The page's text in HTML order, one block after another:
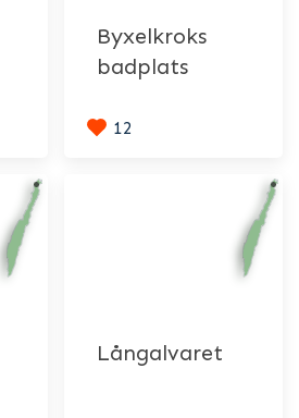
Byxelkroks
badplats
12
Långalvaret